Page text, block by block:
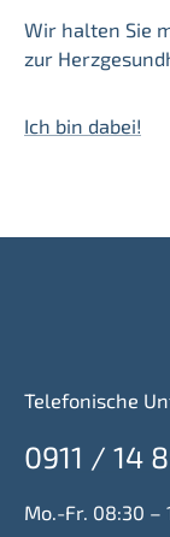
Wir halten Sie
zur
Ich bin dabei!
Telefonische
0911 / 14
Mo.-Fr. 08:30 –